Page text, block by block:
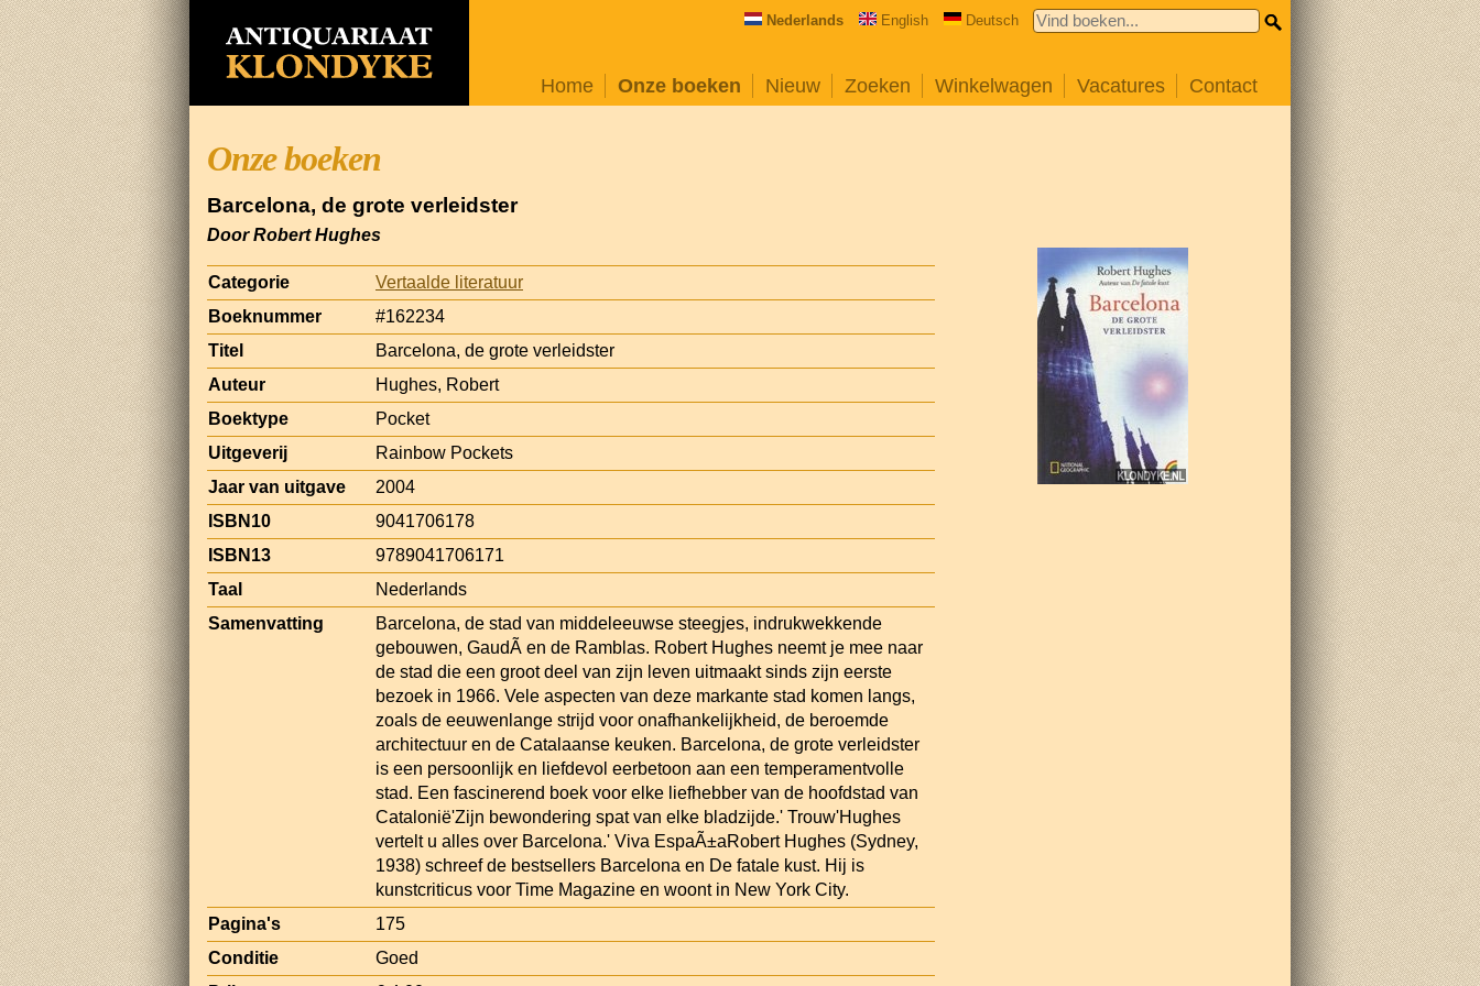
Nederlands English Deutsch
Home Onze boeken Nieuw Zoeken Winkelwagen Vacatures Contact
Onze boeken
Barcelona, de grote verleidster
Door Robert Hughes
Categorie
Vertaalde literatuur
Boeknummer
#162234
Titel
Barcelona, de grote verleidster
Auteur
Hughes, Robert
Boektype
Pocket
Uitgeverij
Rainbow Pockets
Jaar van uitgave
2004
ISBN10
9041706178
ISBN13
9789041706171
Taal
Nederlands
Samenvatting
Barcelona, de stad van middeleeuwse steegjes, indrukwekkende
gebouwen, GaudÃ­ en de Ramblas. Robert Hughes neemt je mee naar
de stad die een groot deel van zijn leven uitmaakt sinds zijn eerste
bezoek in 1966. Vele aspecten van deze markante stad komen langs,
zoals de eeuwenlange strijd voor onafhankelijkheid, de beroemde
architectuur en de Catalaanse keuken. Barcelona, de grote verleidster
is een persoonlijk en liefdevol eerbetoon aan een temperamentvolle
stad. Een fascinerend boek voor elke liefhebber van de hoofdstad van
Catalonië'Zijn bewondering spat van elke bladzijde.' Trouw'Hughes
vertelt u alles over Barcelona.' Viva EspaÃ±aRobert Hughes (Sydney,
1938) schreef de bestsellers Barcelona en De fatale kust. Hij is
kunstcriticus voor Time Magazine en woont in New York City.
Pagina's
175
Conditie
Goed